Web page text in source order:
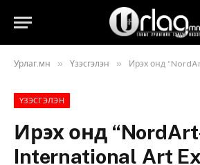
Урлаг.мн » Үзэсгэлэн » Ирэх онд “NordArt-
ҮЗЭСГЭЛЭН
Ирэх онд
International Art